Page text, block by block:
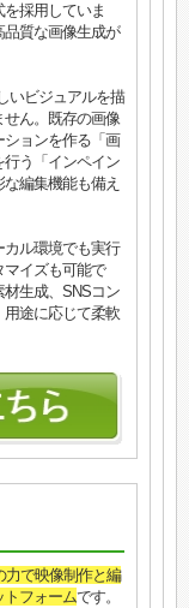
採用していま
質な画像生成が
いビジュアルを描
ん。既存の画像
ョンを作る「画
う「インペイン
編集機能も備え
ル環境でも実行
イズも可能で
生成、SNSコン
途に応じて柔軟
力で映像制作と編
トフォームです。